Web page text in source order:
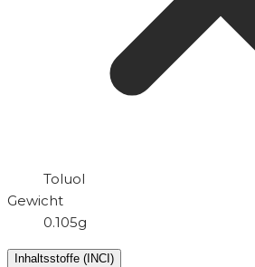
Toluol
Gewicht
0.105g
Inhaltsstoffe (INCI)